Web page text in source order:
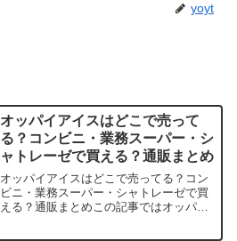
yoyt
オッパイアイスはどこで売って
る？コンビニ・業務スーパー・シ
ャトレーゼで買える？通販まとめ
オッパイアイスはどこで売ってる？コン
ビニ・業務スーパー・シャトレーゼで買
える？通販まとめこの記事ではオッパイ